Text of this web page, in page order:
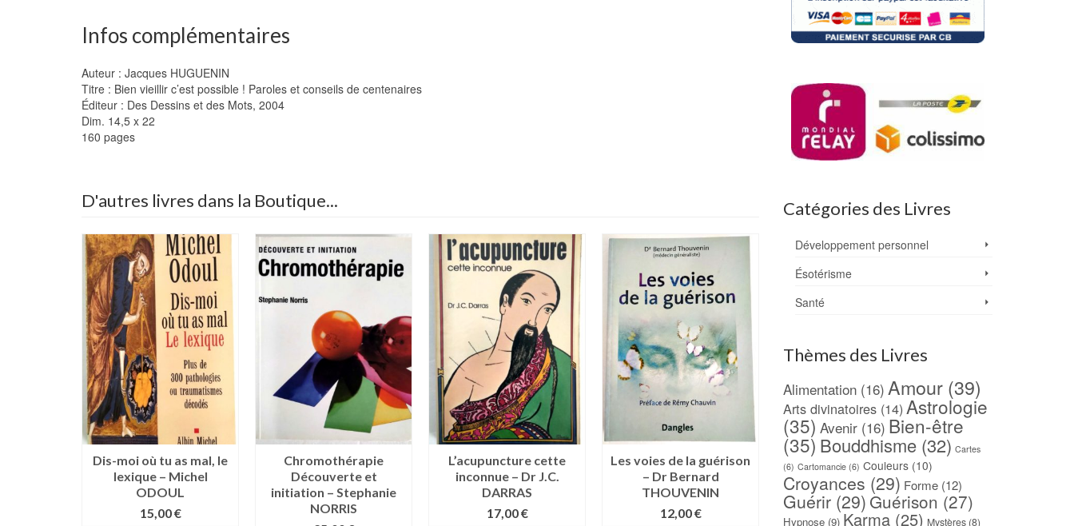
Infos complémentaires
Auteur : Jacques HUGUENIN
Titre : Bien vieillir c’est possible ! Paroles et conseils de centenaires
Éditeur : Des Dessins et des Mots, 2004
Dim. 14,5 x 22
160 pages
D'autres livres dans la Boutique...
Dis-moi où tu as mal, le
lexique – Michel
ODOUL
15,00€
Chromothérapie
Découverte et
initiation – Stephanie
NORRIS
L’acupuncture cette
inconnue – Dr J.C.
DARRAS
17,00€
Les voies de la guérison
– Dr Bernard
THOUVENIN
12,00€
Toutes les plantes qui
soignent – Pr Ameenah
GURIB-FAKIM
30,00 €
AJOUTER AU
Catégories des Livres
Développement personnel
Ésotérisme
Santé
Thèmes des Livres
Alimentation(16) Amour(39)
Arts divinatoires(14) Astrologie
(35) Avenir(16) Bien-être
(35) Bouddhisme(32) Cartes
(6) Cartomancie(6) Couleurs(10)
Croyances (29) Forme(12)
Guérir(29) Guérison (27)
Hypnose(9) Karma(25) Mystères(8)